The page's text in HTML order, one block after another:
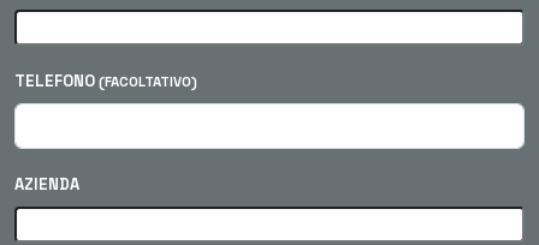
TELEFONO (FACOLTATIVO)
AZIENDA